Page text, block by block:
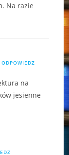
Na razie
ODPOWIEDZ
na
jesienne